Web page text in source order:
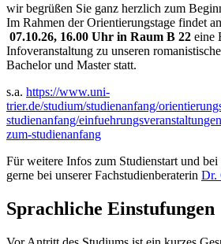
wir begrüßen Sie ganz herzlich zum
Im Rahmen der Orientierungstage findet
07.10.26, 16.00 Uhr in Raum B 22 eine
Infoveranstaltung zu unseren
Bachelor und Master statt.
s.a. https://www.uni-
trier.de/studium/studienanfang/
studienanfang/
zum-studienanfang
Für weitere Infos zum Studienstart und bei
gerne bei unserer Fachstudienberaterin Dr.
Sprachliche Einstufungen